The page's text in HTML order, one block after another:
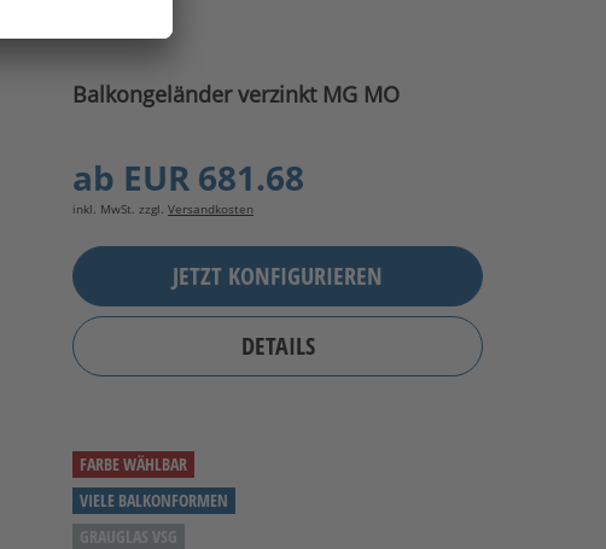
Balkongeländer verzinkt MG MO
ab EUR 681.68
inkl. MwSt. zzgl. Versandkosten
JETZT KONFIGURIEREN
DETAILS
FARBE WÄHLBAR
VIELE BALKONFORMEN
GRAUGLAS VSG